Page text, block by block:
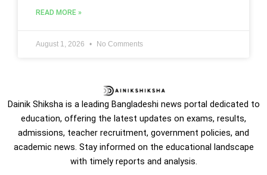
READ MORE »
August 1, 2026 No Comments
Dainik Shiksha is a leading Bangladeshi news portal dedicated to
education, offering the latest updates on exams, results,
admissions, teacher recruitment, government policies, and
academic news. Stay informed on the educational landscape
with timely reports and analysis.